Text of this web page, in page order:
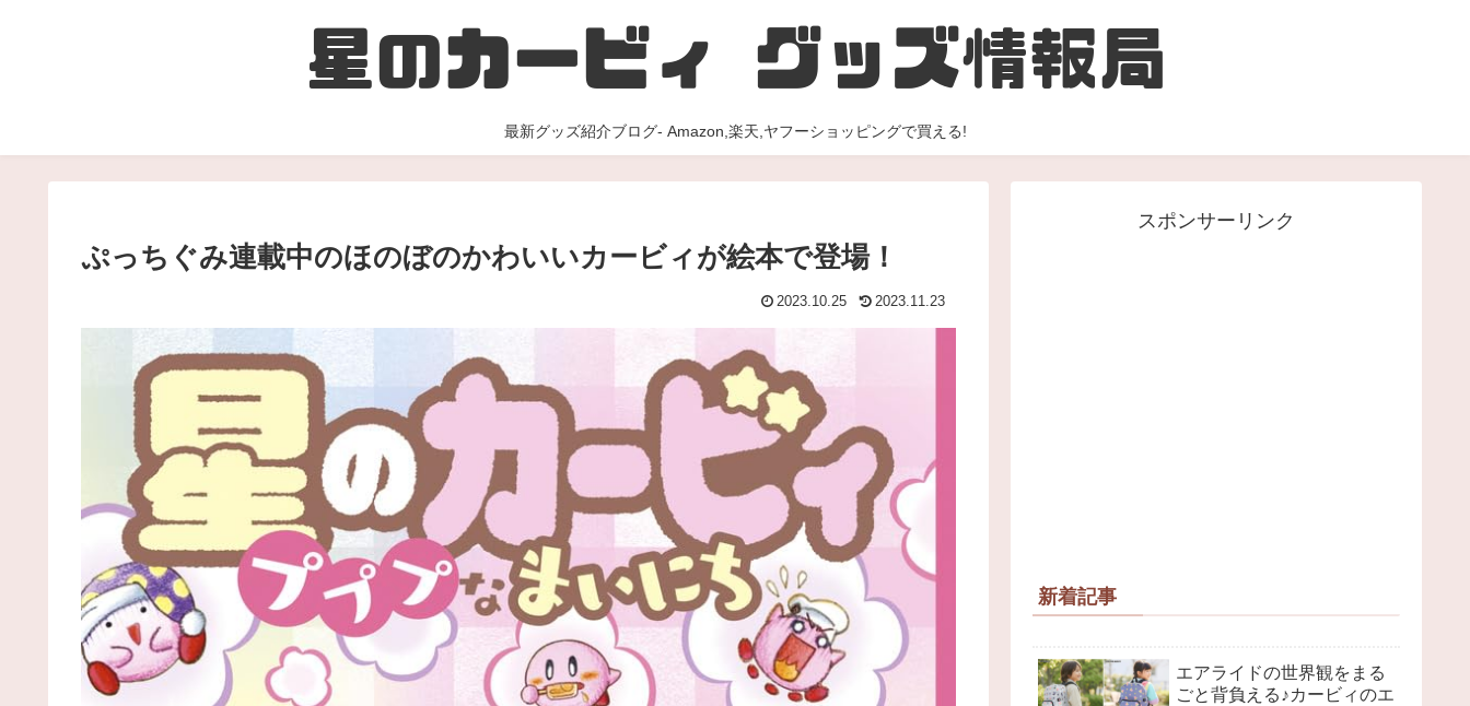
最新グッズ紹介ブログ- Amazon,楽天,ヤフーショッピングで買える!
ぷっちぐみ連載中のほのぼのかわいいカービィが絵本で登場！
2023.10.25 2023.11.23
スポンサーリンク
新着記事
エアライドの世界観をまる
ごと背負える♪カービィのエ